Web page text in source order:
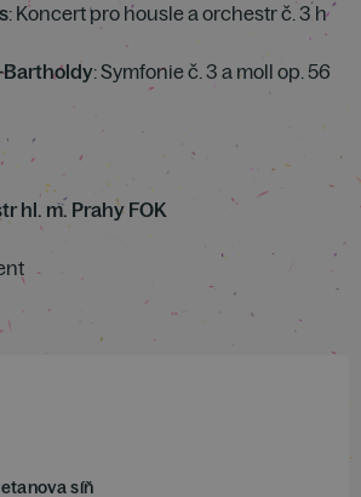
: Koncert pro housle a orchestr č. 3 h
Bartholdy: Symfonie č. 3 a moll op. 56
hl. m. Prahy FOK
síň